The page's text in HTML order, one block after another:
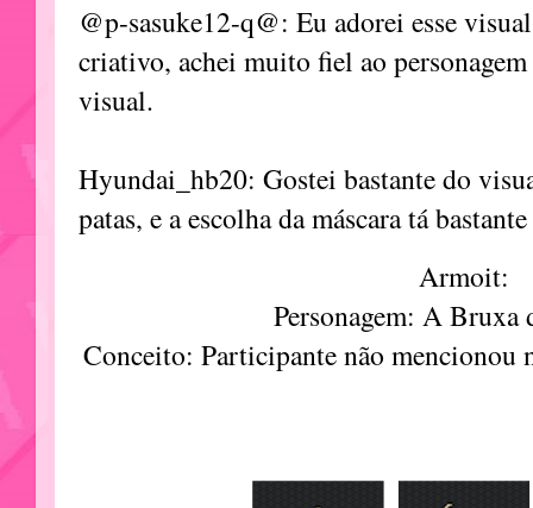
@p-sasuke12-q@: Eu adorei esse
criativo, achei muito fiel ao
visual.
Hyundai_hb20: Gostei bastante do
patas, e a escolha da máscara tá
Armoit:
Personagem: A
Conceito: Participante não mencionou